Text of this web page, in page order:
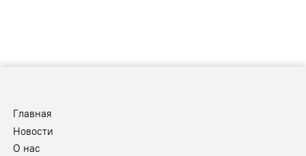
Главная
Новости
О нас